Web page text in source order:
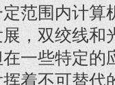
定范围内计算
展，双绞线和
一些特定的
挥着不可替代